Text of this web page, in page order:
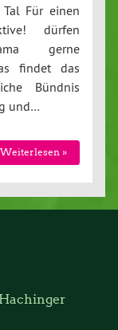
Für einen
dürfen
gerne
findet das
Bündnis
und…
Weiterlesen »